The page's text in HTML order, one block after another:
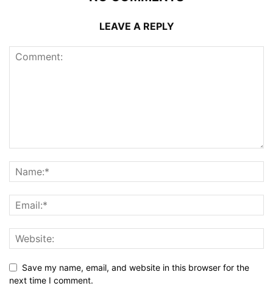
LEAVE A REPLY
Save my name, email, and website in this browser for the
next time I comment.